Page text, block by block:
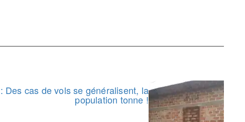
Des cas de vols se généralisent, la
population tonne !